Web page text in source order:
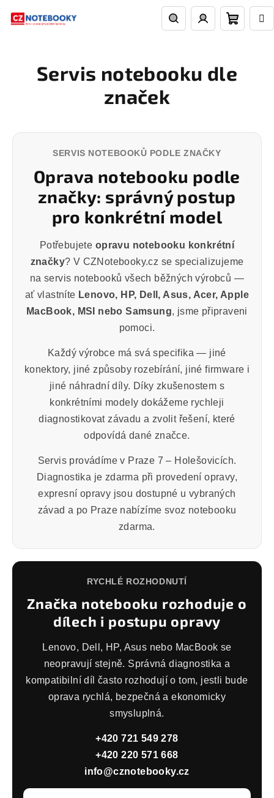
košík
Servis notebooku dle
značek
SERVIS NOTEBOOKŮ PODLE ZNAČKY
Oprava notebooku podle
značky: správný postup
pro konkrétní model
Potřebujete opravu notebooku konkrétní
značky? V CZNotebooky.cz se specializujeme
na servis notebooků všech běžných výrobců —
ať vlastníte Lenovo, HP, Dell, Asus, Acer, Apple
MacBook, MSI nebo Samsung, jsme připraveni
pomoci.
Každý výrobce má svá specifika — jiné
konektory, jiné způsoby rozebírání, jiné firmware i
jiné náhradní díly. Díky zkušenostem s
konkrétními modely dokážeme rychleji
diagnostikovat závadu a zvolit řešení, které
odpovídá dané značce.
Servis provádíme v Praze 7 – Holešovicích.
Diagnostika je zdarma při provedení opravy,
expresní opravy jsou dostupné u vybraných
závad a po Praze nabízíme svoz notebooku
zdarma.
RYCHLÉ ROZHODNUTÍ
Značka notebooku rozhoduje o
dílech i postupu opravy
Lenovo, Dell, HP, Asus nebo MacBook se
neopravují stejně. Správná diagnostika a
kompatibilní díl často rozhodují o tom, jestli bude
oprava rychlá, bezpečná a ekonomicky
smysluplná.
+420 721 549 278
+420 220 571 668
info@cznotebooky.cz